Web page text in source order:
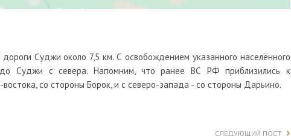
Суджи около 7,5 км. С освобождением указанного населённого
Суджи с севера. Напомним, что ранее ВС РФ приблизились к
со стороны Борок, и с северо-запада - со стороны Дарьино.
СЛЕДУЮЩИЙ ПОСТ